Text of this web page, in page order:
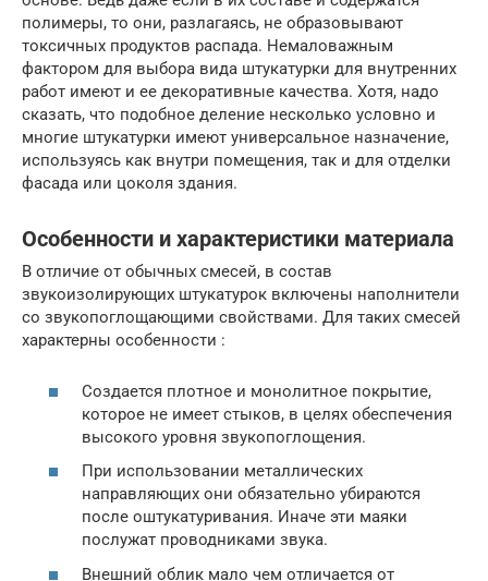
полимеры, то они, разлагаясь, не образовывают
токсичных продуктов распада. Немаловажным
фактором для выбора вида штукатурки для внутренних
работ имеют и ее декоративные качества. Хотя, надо
сказать, что подобное деление несколько условно и
многие штукатурки имеют универсальное назначение,
используясь как внутри помещения, так и для отделки
фасада или цоколя здания.
Особенности и характеристики материала
В отличие от обычных смесей, в состав
звукоизолирующих штукатурок включены наполнители
со звукопоглощающими свойствами. Для таких смесей
характерны особенности :
Создается плотное и монолитное покрытие,
которое не имеет стыков, в целях обеспечения
высокого уровня звукопоглощения.
При использовании металлических
направляющих они обязательно убираются
после оштукатуривания. Иначе эти маяки
послужат проводниками звука.
Внешний облик мало чем отличается от